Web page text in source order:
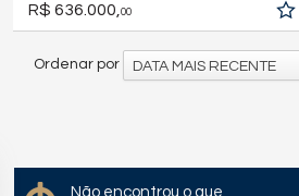
R$ 636.000,00
Ordenar por DATA MAIS RECENTE
Não encontrou o que